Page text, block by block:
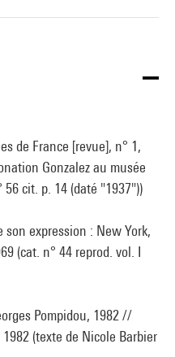
de France [revue], n° 1,
Gonzalez au musée
cit. p. 14 (daté "1937"))
expression : New York,
(cat. n° 44 reprod. vol. I
Pompidou, 1982 //
(texte de Nicole Barbier